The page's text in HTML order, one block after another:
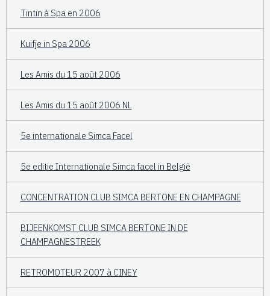
Tintin à Spa en 2006
Kuifje in Spa 2006
Les Amis du 15 août 2006
Les Amis du 15 août 2006 NL
5e internationale Simca Facel
5e editie Internationale Simca facel in België
CONCENTRATION CLUB SIMCA BERTONE EN CHAMPAGNE
BIJEENKOMST CLUB SIMCA BERTONE IN DE
CHAMPAGNESTREEK
RETROMOTEUR 2007 à CINEY